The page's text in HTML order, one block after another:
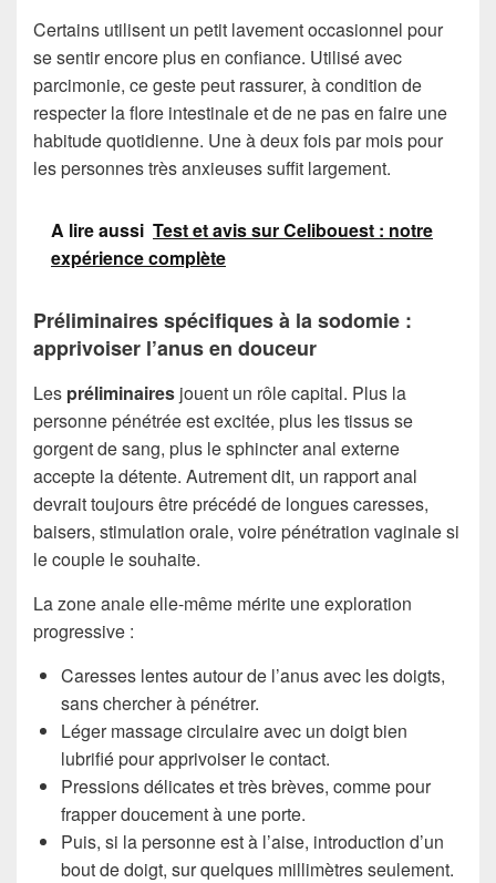
Certains utilisent un petit lavement occasionnel pour
se sentir encore plus en confiance. Utilisé avec
parcimonie, ce geste peut rassurer, à condition de
respecter la flore intestinale et de ne pas en faire une
habitude quotidienne. Une à deux fois par mois pour
les personnes très anxieuses suffit largement.
A lire aussi Test et avis sur Celibouest : notre
expérience complète
Préliminaires spécifiques à la sodomie :
apprivoiser l’anus en douceur
Les préliminaires jouent un rôle capital. Plus la
personne pénétrée est excitée, plus les tissus se
gorgent de sang, plus le sphincter anal externe
accepte la détente. Autrement dit, un rapport anal
devrait toujours être précédé de longues caresses,
baisers, stimulation orale, voire pénétration vaginale si
le couple le souhaite.
La zone anale elle-même mérite une exploration
progressive :
Caresses lentes autour de l’anus avec les doigts,
sans chercher à pénétrer.
Léger massage circulaire avec un doigt bien
lubrifié pour apprivoiser le contact.
Pressions délicates et très brèves, comme pour
frapper doucement à une porte.
Puis, si la personne est à l’aise, introduction d’un
bout de doigt, sur quelques millimètres seulement.